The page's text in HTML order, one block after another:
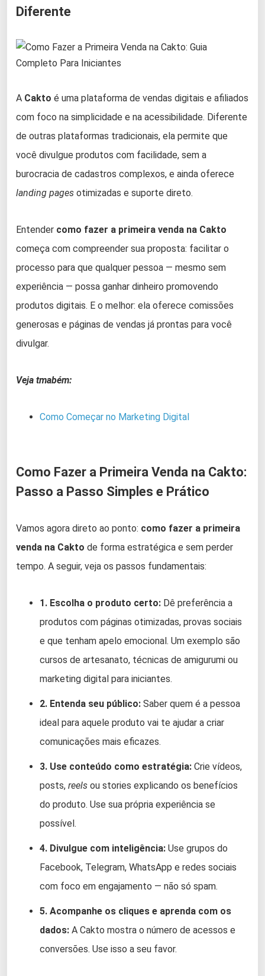
Diferente
A Cakto é uma plataforma de vendas digitais e afiliados
com foco na simplicidade e na acessibilidade. Diferente
de outras plataformas tradicionais, ela permite que
você divulgue produtos com facilidade, sem a
burocracia de cadastros complexos, e ainda oferece
landing pages otimizadas e suporte direto.
Entender como fazer a primeira venda na Cakto
começa com compreender sua proposta: facilitar o
processo para que qualquer pessoa — mesmo sem
experiência — possa ganhar dinheiro promovendo
produtos digitais. E o melhor: ela oferece comissões
generosas e páginas de vendas já prontas para você
divulgar.
Veja tmabém:
Como Começar no Marketing Digital
Como Fazer a Primeira Venda na Cakto:
Passo a Passo Simples e Prático
Vamos agora direto ao ponto: como fazer a primeira
venda na Cakto de forma estratégica e sem perder
tempo. A seguir, veja os passos fundamentais:
1. Escolha o produto certo: Dê preferência a
produtos com páginas otimizadas, provas sociais
e que tenham apelo emocional. Um exemplo são
cursos de artesanato, técnicas de amigurumi ou
marketing digital para iniciantes.
2. Entenda seu público: Saber quem é a pessoa
ideal para aquele produto vai te ajudar a criar
comunicações mais eficazes.
3. Use conteúdo como estratégia: Crie vídeos,
posts, reels ou stories explicando os benefícios
do produto. Use sua própria experiência se
possível.
4. Divulgue com inteligência: Use grupos do
Facebook, Telegram, WhatsApp e redes sociais
com foco em engajamento — não só spam.
5. Acompanhe os cliques e aprenda com os
dados: A Cakto mostra o número de acessos e
conversões. Use isso a seu favor.